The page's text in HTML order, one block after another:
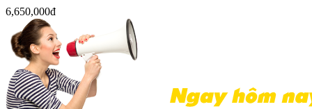
6,650,000đ